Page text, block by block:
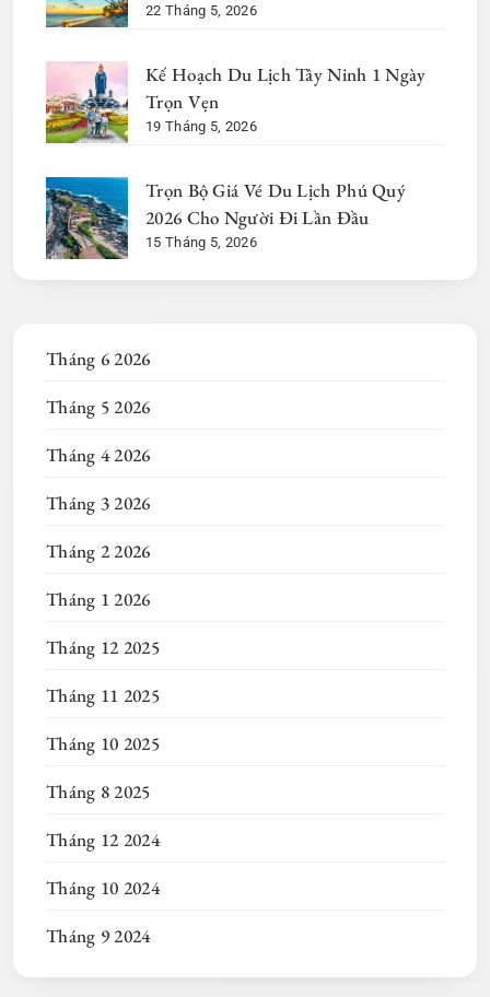
22 Tháng 5, 2026
Kế Hoạch Du Lịch Tây Ninh 1 Ngày
Trọn Vẹn
19 Tháng 5, 2026
Trọn Bộ Giá Vé Du Lịch Phú Quý
2026 Cho Người Đi Lần Đầu
15 Tháng 5, 2026
Tháng 6 2026
Tháng 5 2026
Tháng 4 2026
Tháng 3 2026
Tháng 2 2026
Tháng 1 2026
Tháng 12 2025
Tháng 11 2025
Tháng 10 2025
Tháng 8 2025
Tháng 12 2024
Tháng 10 2024
Tháng 9 2024